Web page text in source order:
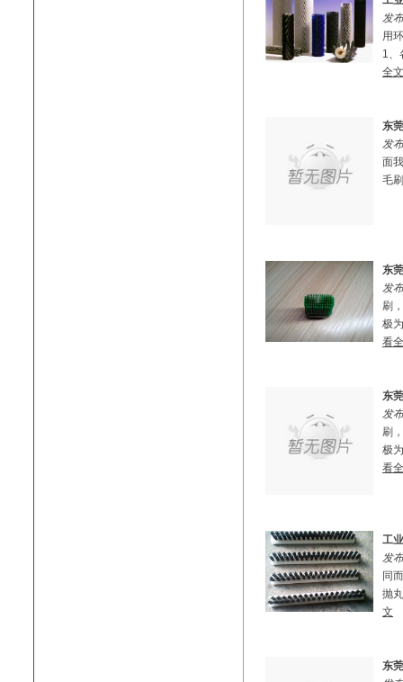
发
用
1、
全文
东
发
面
毛
东
发
刷
极
看
东
发
刷
极
看
工
发
同
抛
文
东